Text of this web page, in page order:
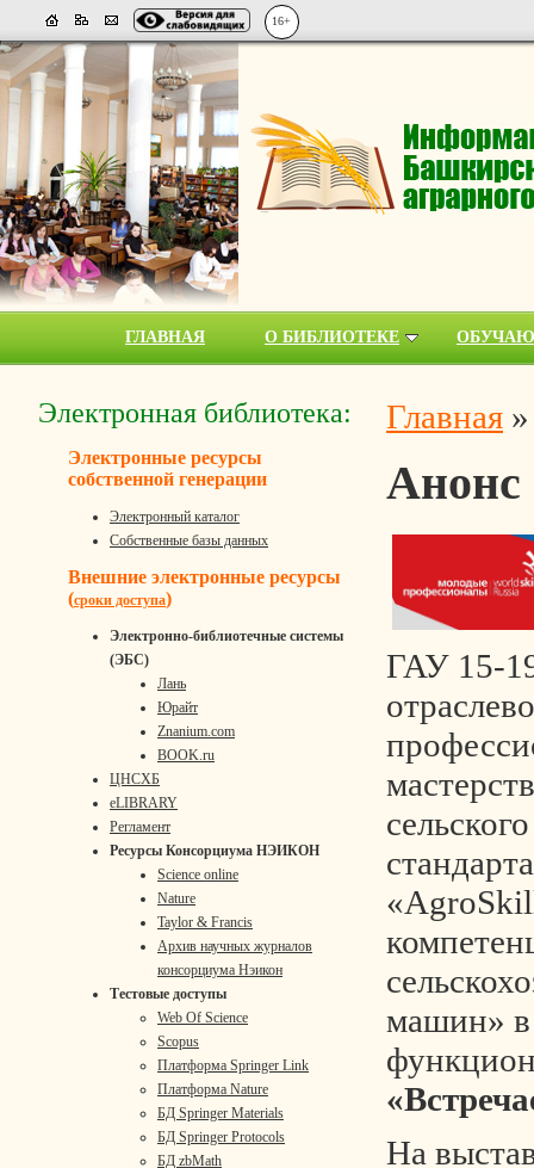
16+
ГЛАВНАЯ О БИБЛИОТЕКЕ
Электронная библиотека:
Электронные ресурсы
собственной генерации
Электронный каталог
Собственные базы данных
Внешние электронные ресурсы
(сроки доступа)
Электронно-библиотечные системы
(ЭБС)
Лань
Юрайт
Znanium.com
BOOK.ru
ЦНСХБ
eLIBRARY
Регламент
Ресурсы Консорциума НЭИКОН
Science online
Nature
Taylor & Francis
Архив научных журналов
консорциума Нэикон
Тестовые доступы
Web Of Science
Scopus
Платформа Springer Link
Платформа Nature
БД Springer Materials
БД Springer Protocols
БД zbMath
Главная
Анонс
ГАУ 15-
машин» в
На